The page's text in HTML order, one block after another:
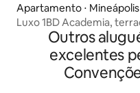
Apartamento ⋅ Mineápolis
Luxo 1BD Academia,
DT, UMNOutros
excelentes